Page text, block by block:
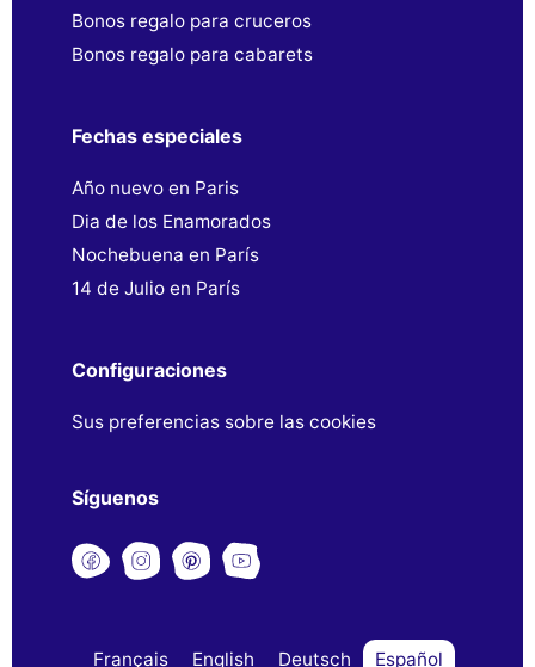
Bonos regalo para cruceros
Bonos regalo para cabarets
Fechas especiales
Año nuevo en Paris
Dia de los Enamorados
Nochebuena en París
14 de Julio en París
Configuraciones
Sus preferencias sobre las cookies
Síguenos
Français English Deutsch Español